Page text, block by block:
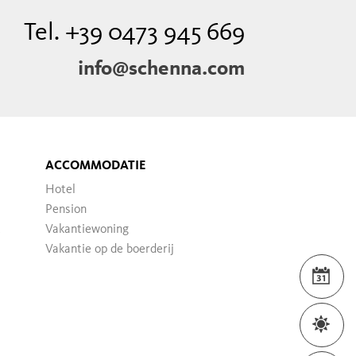
Tel. +39 0473 945 669
info@schenna.com
ACCOMMODATIE
Hotel
Pension
Vakantiewoning
Vakantie op de boerderij